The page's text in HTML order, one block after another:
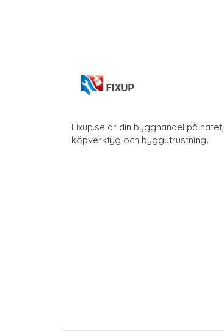
Fixup.se är din bygghandel på nätet,
köpverktyg och byggutrustning.